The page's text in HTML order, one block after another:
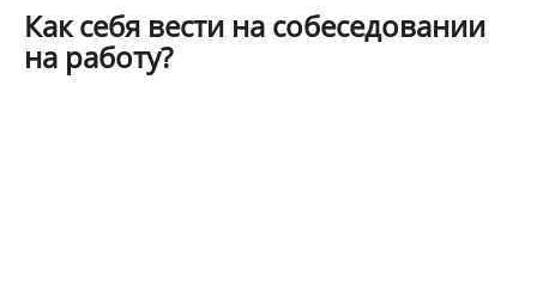
Как себя вести на собеседовании
на работу?